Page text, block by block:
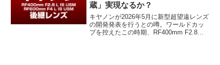
蔵」実現なるか？
キヤノンが2026年5月に新型超望遠レンズ
の開発発表を行うとの噂。ワールドカッ
プを控えたこの時期、RF400mm F2.8や